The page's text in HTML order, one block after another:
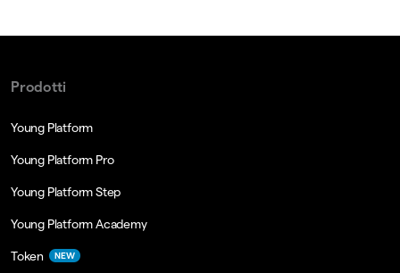
Prodotti
Young Platform
Young Platform Pro
Young Platform Step
Young Platform Academy
Token NEW